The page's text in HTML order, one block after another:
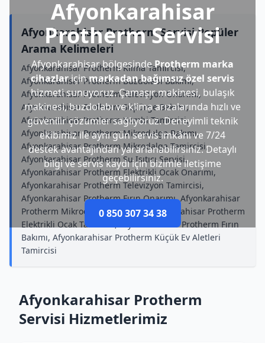
Afyonkarahisar
Protherm Servisi
Afyonkarahisar bölgesindeProtherm marka
cihazlariçinmarkadan bağımsız özel servis
hizmeti sunuyoruz. Çamaşır makinesi, bulaşık
makinesi, buzdolabı ve klima arızalarında hızlı ve
güvenilir çözümler sağlıyoruz. Deneyimli teknik
ekibimiz ile aynı gün servis imkânı ve 7/24
destek avantajından yararlanabilirsiniz. Detaylı
bilgi ve servis kaydı için bizimle iletişime
geçebilirsiniz.
0 850 307 34 38
Afyonkarahisar Protherm Servisi Popüler
Arama Kelimeleri
Afyonkarahisar Protherm Klima Tamircisi,
Afyonkarahisar Protherm Buzdolabı Bakımı,
Afyonkarahisar Protherm Televizyon Onarımı,
Afyonkarahisar Protherm Süpürge Bakımı,
Afyonkarahisar Protherm Kombi Tamircisi,
Afyonkarahisar Protherm Mikrodalga Bakımı,
Afyonkarahisar Protherm Mikrodalga Tamircisi,
Afyonkarahisar Protherm Su Isıtıcı Servisi,
Afyonkarahisar Protherm Elektrikli Ocak Onarımı,
Afyonkarahisar Protherm Televizyon Tamircisi,
Afyonkarahisar Protherm Fırın Onarımı, Afyonkarahisar
Protherm Mikrodalga Onarımı, Afyonkarahisar Protherm
Elektrikli Ocak Tamircisi, Afyonkarahisar Protherm Fırın
Bakımı, Afyonkarahisar Protherm Küçük Ev Aletleri
Tamircisi
Afyonkarahisar Protherm
Servisi Hizmetlerimiz